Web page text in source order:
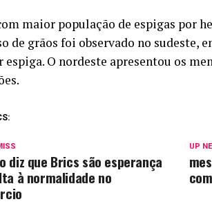
maior população de espigas por
de grãos foi observado no sudeste,
espiga. O nordeste apresentou os
UP
diz que Brics são esperança
à normalidade no